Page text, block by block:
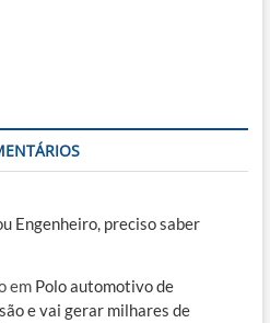
Engenheiro, preciso saber
em Polo automotivo de
e vai gerar milhares de